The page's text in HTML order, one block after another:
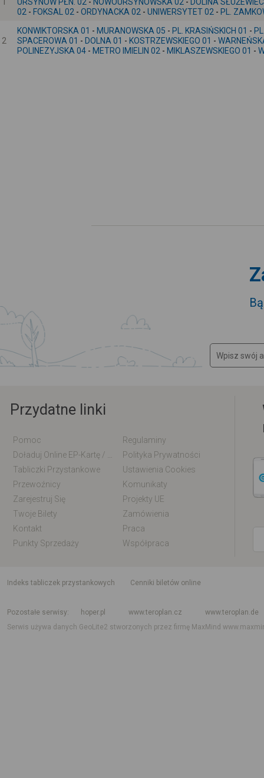
02 - FOKSAL 02 - ORDYNACKA 02 - UNIWERSYTET 02 - PL.
2
KONWIKTORSKA 01 - MURANOWSKA 05 - PL. KRASIŃSKICH 01 -
SPACEROWA 01 - DOLNA 01 - KOSTRZEWSKIEGO 01 -
POLINEZYJSKA 04 - METRO IMIELIN 02 - MIKLASZEWSKIEGO 01 -
Przydatne linki
Pomoc
Regulaminy
Polityka Prywatności
Tabliczki Przystankowe
Ustawienia Cookies
Przewoźnicy
Komunikaty
Zarejestruj Się
Projekty UE
Twoje Bilety
Zamówienia
Kontakt
Praca
Punkty Sprzedaży
Współpraca
indeks tabliczek przystankowych
Cenniki biletów online
Pozostałe serwisy
hoper.pl www.teroplan.cz
www.teroplan.de
Serwis używa danych GeoLite2 stworzonych przez firmę MaxMind